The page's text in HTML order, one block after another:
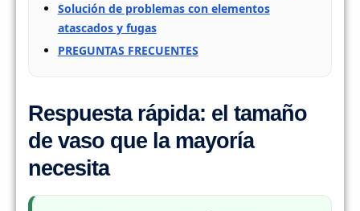
Solución de problemas con elementos
atascados y fugas
PREGUNTAS FRECUENTES
Respuesta rápida: el tamaño
de vaso que la mayoría
necesita